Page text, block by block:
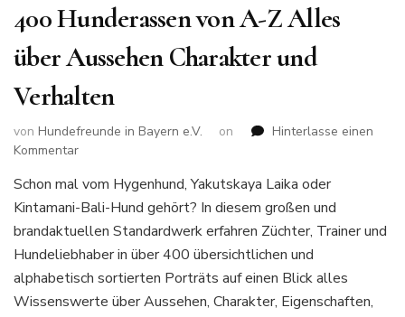
400 Hunderassen von A-Z Alles
über Aussehen Charakter und
Verhalten
von Hundefreunde in Bayern e.V. on
Hinterlasse einen
Kommentarzu
Hunderassen
von
A-
Alles
über
Aussehen
Schon mal vom Hygenhund, Yakutskaya Laika oder
Kintamani-Bali-Hund gehört? In diesem großen und
brandaktuellen Standardwerk erfahren Züchter, Trainer und
Hundeliebhaber in über 400 übersichtlichen und
alphabetisch sortierten Porträts auf einen Blick alles
Wissenswerte über Aussehen, Charakter, Eigenschaften,